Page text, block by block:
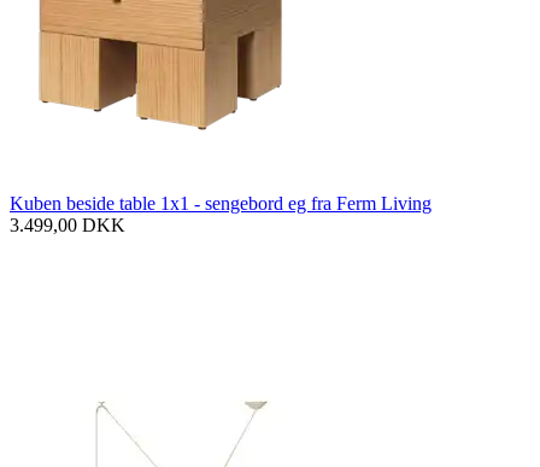
Kuben beside table 1x1 - sengebord eg fra Ferm Living
3.499,00 DKK